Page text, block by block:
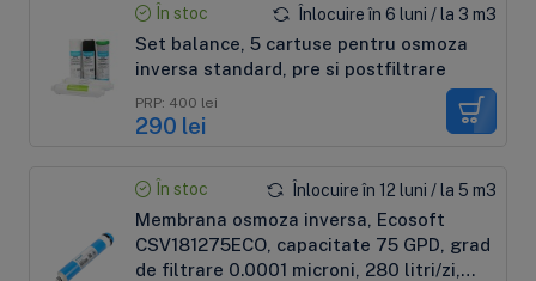
În stoc Înlocuire în 6 luni / la 3 m3
Set balance, 5 cartuse pentru osmoza
inversa standard, pre si postfiltrare
PRP: 400 lei
290 lei
În stoc Înlocuire în 12 luni / la 5 m3
Membrana osmoza inversa, Ecosoft
CSV181275ECO, capacitate 75 GPD, grad
de filtrare 0.0001 microni, 280 litri/zi,